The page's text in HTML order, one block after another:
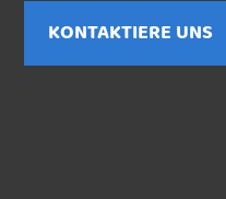
KONTAKTIERE UNS